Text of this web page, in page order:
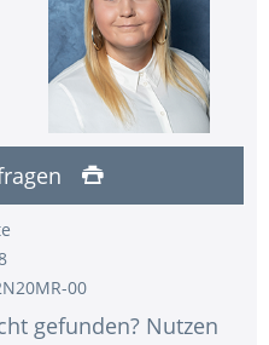
00
gefunden? Nutzen